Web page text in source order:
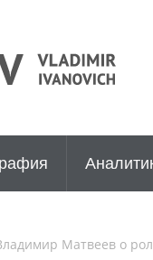
Матвеев о